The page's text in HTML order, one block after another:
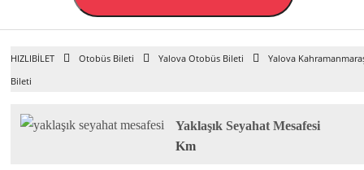
HIZLIBİLET Otobüs Bileti Yalova Otobüs Bileti
Yalova
Bileti
Yaklaşık Seyahat Mesafesi
Km